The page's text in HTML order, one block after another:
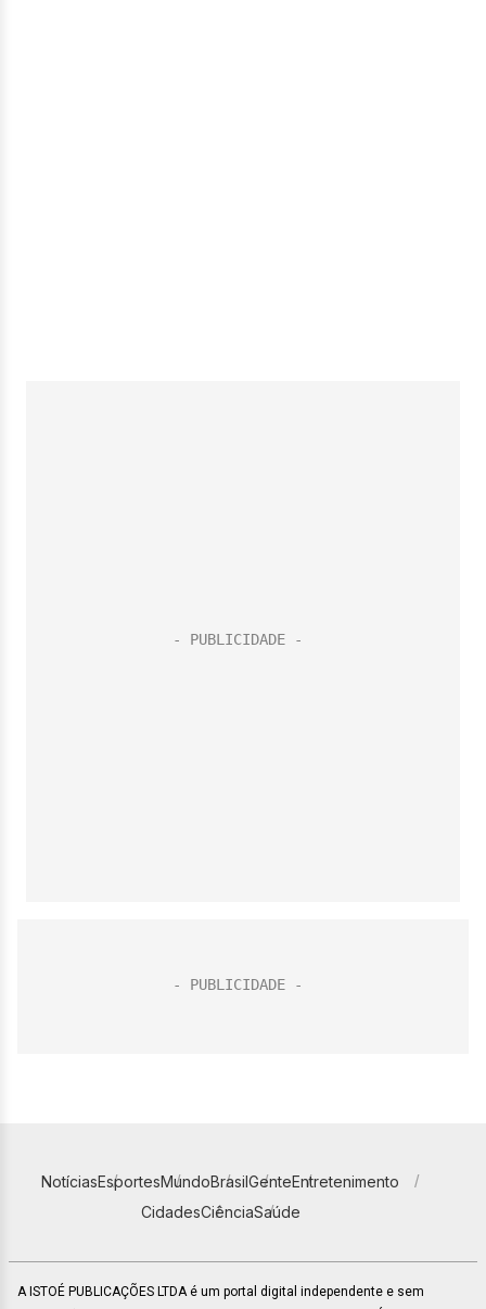
NotíciasEsportesMundoBrasilGenteEntretenimento
CidadesCiênciaSaúde
A ISTOÉ PUBLICAÇÕES LTDA é um portal digital independente e sem